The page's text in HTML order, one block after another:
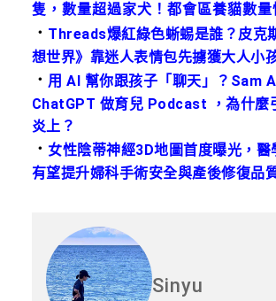
隻，數量超過家犬！都會區養貓數量
． Threads爆紅綠色蜥蜴是誰？皮克
想世界》靠迷人表情包先擄獲大人小
． 用 AI 幫你跟孩子「聊天」？Sam
ChatGPT 做育兒 Podcast ，為什麼
炎上？
． 女性陰蒂神經3D地圖首度曝光，醫
有望提升婦科手術安全與產後修復品
Sinyu